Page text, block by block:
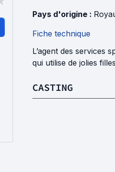
Pays d'origine :
Fiche technique
L’agent des services
qui utilise de jolies
CASTING